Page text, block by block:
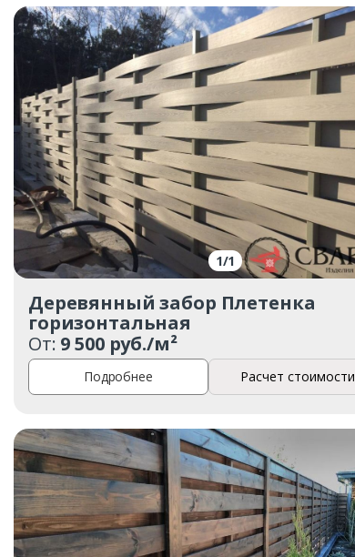
1/1
Деревянный забор Плетенка
горизонтальная
От: 9 500 руб./м²
Подробнее Расчет стоимости